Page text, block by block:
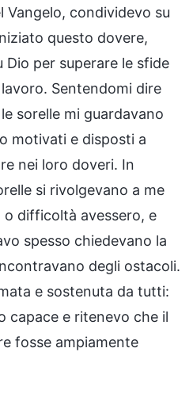
condividevo su
questo dovere,
per superare le sfide
Sentendomi dire
sorelle mi guardavano
motivati e disposti a
nei loro doveri. In
si rivolgevano a me
o difficoltà avessero, e
spesso chiedevano la
degli ostacoli.
e sostenuta da tutti:
capace e ritenevo che il
fosse ampiamente